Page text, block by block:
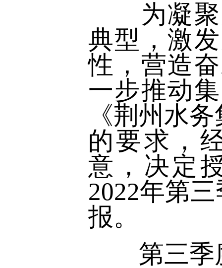
为凝聚
典型，激
性，营造
一步推动
《荆州水
的要求，
意，决定
2022年第
报。
第三季